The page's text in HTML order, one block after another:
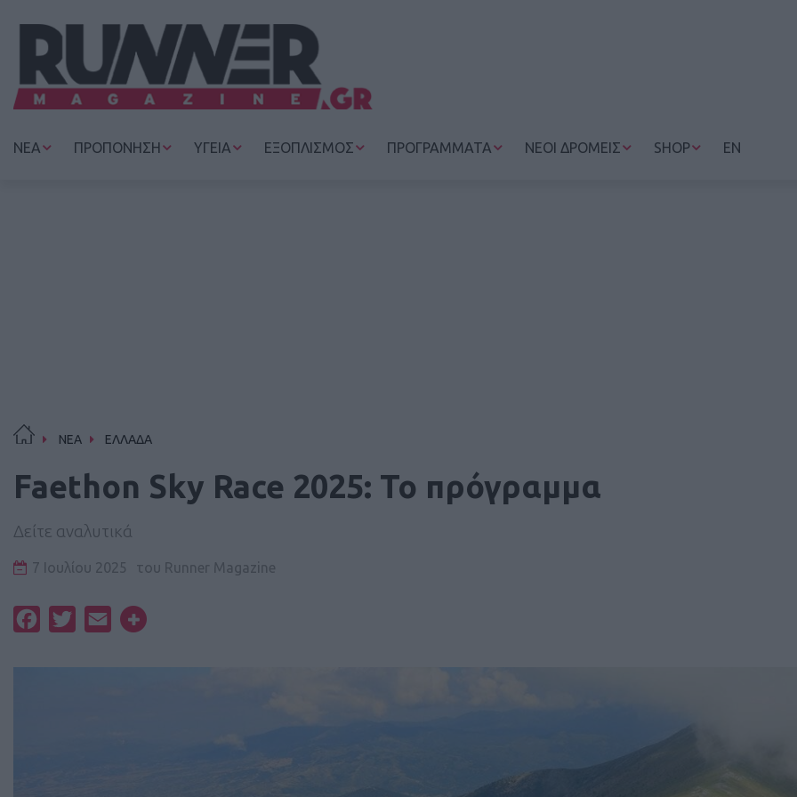
ΝΕΑ ΠΡΟΠΟΝΗΣΗ ΥΓΕΙΑ ΕΞΟΠΛΙΣΜΟΣ ΠΡΟΓΡΑΜΜΑΤΑ ΝΕΟΙ ΔΡΟΜΕΙΣ SHOP EN
ΝΕΑ ΕΛΛΑΔΑ
Faethon Sky Race 2025: Το πρόγραμμα
Δείτε αναλυτικά
7 Ιουλίου 2025 του Runner Magazine
FacebookTwitterEmail